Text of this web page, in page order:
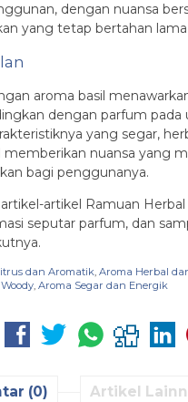
dengan nuansa
yang tetap bertahan
aroma basil
dengan parfum pada
yang segar,
memberikan nuansa yang
bagi penggunanya.
artikel Ramuan
seputar parfum, dan
dan Aromatik, Aroma Herbal
, Aroma Segar dan Energik
(0) Artikel